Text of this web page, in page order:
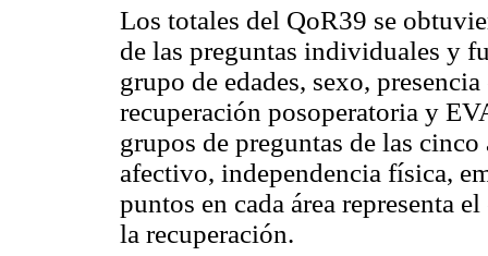
Los totales del QoR39 se
de las preguntas individuales y
grupo de edades, sexo,
recuperación posoperatoria y
grupos de preguntas de las
afectivo, independencia física,
puntos en cada área representa
la recuperación.